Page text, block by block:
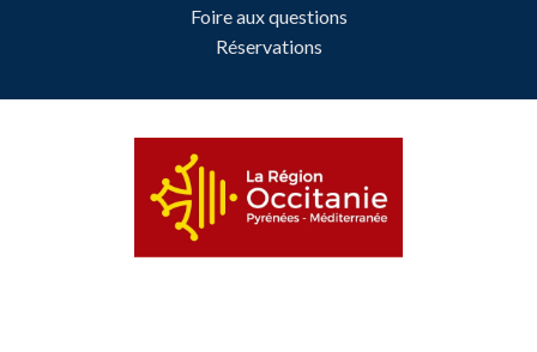
Foire aux questions
Réservations